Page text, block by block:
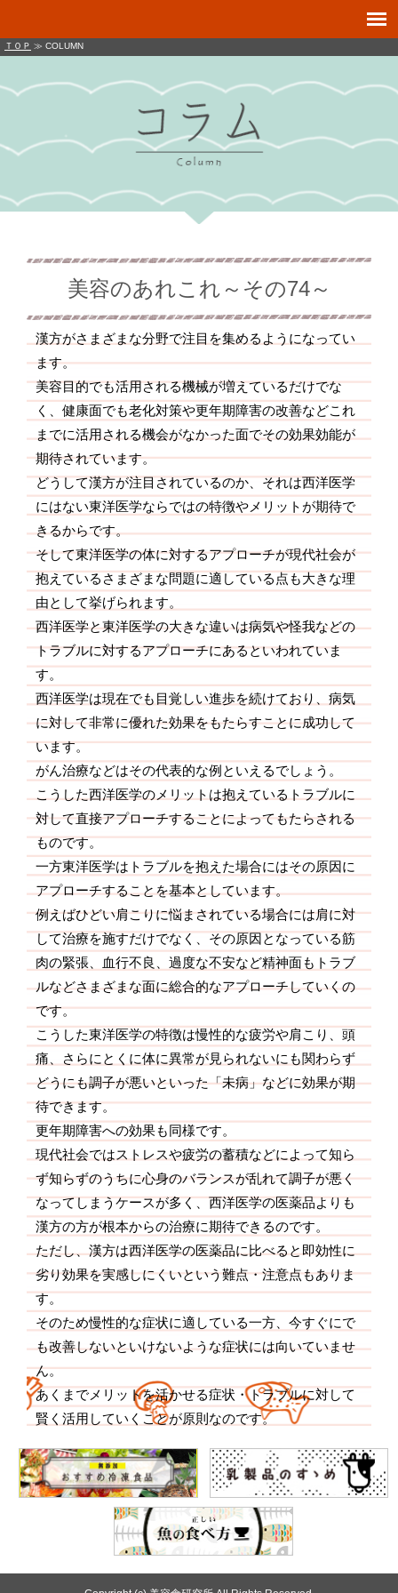
ＴＯＰ ≫ COLUMN
美容のあれこれ～その74～
漢方がさまざまな分野で注目を集めるようになってい
ます。
美容目的でも活用される機械が増えているだけでな
く、健康面でも老化対策や更年期障害の改善などこれ
までに活用される機会がなかった面でその効果効能が
期待されています。
どうして漢方が注目されているのか、それは西洋医学
にはない東洋医学ならではの特徴やメリットが期待で
きるからです。
そして東洋医学の体に対するアプローチが現代社会が
抱えているさまざまな問題に適している点も大きな理
由として挙げられます。
西洋医学と東洋医学の大きな違いは病気や怪我などの
トラブルに対するアプローチにあるといわれていま
す。
西洋医学は現在でも目覚しい進歩を続けており、病気
に対して非常に優れた効果をもたらすことに成功して
います。
がん治療などはその代表的な例といえるでしょう。
こうした西洋医学のメリットは抱えているトラブルに
対して直接アプローチすることによってもたらされる
ものです。
一方東洋医学はトラブルを抱えた場合にはその原因に
アプローチすることを基本としています。
例えばひどい肩こりに悩まされている場合には肩に対
して治療を施すだけでなく、その原因となっている筋
肉の緊張、血行不良、過度な不安など精神面もトラブ
ルなどさまざまな面に総合的なアプローチしていくの
です。
こうした東洋医学の特徴は慢性的な疲労や肩こり、頭
痛、さらにとくに体に異常が見られないにも関わらず
どうにも調子が悪いといった「未病」などに効果が期
待できます。
更年期障害への効果も同様です。
現代社会ではストレスや疲労の蓄積などによって知ら
ず知らずのうちに心身のバランスが乱れて調子が悪く
なってしまうケースが多く、西洋医学の医薬品よりも
漢方の方が根本からの治療に期待できるのです。
ただし、漢方は西洋医学の医薬品に比べると即効性に
劣り効果を実感しにくいという難点・注意点もありま
す。
そのため慢性的な症状に適している一方、今すぐにで
も改善しないといけないような症状には向いていませ
ん。
あくまでメリットを活かせる症状・トラブルに対して
賢く活用していくことが原則なのです。